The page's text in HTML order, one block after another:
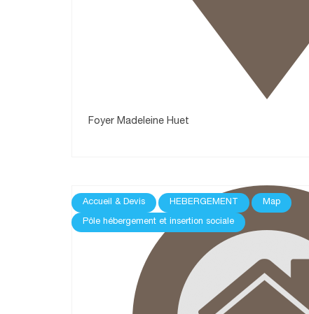
Foyer Madeleine Huet
Accueil & Devis HEBERGEMENT Map
Pôle hébergement et insertion sociale